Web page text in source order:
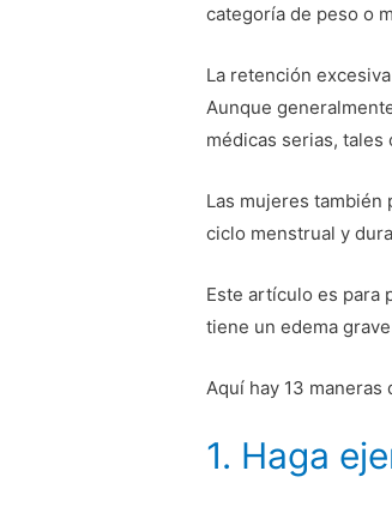
categoría de peso o
La retención
Aunque
médicas serias,
Las mujeres también
ciclo menstrual y
Este artículo es para
tiene un edema
Aquí hay 13
1. Haga